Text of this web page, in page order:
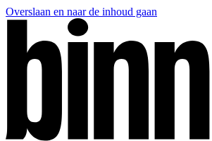
Overslaan en naar de inhoud gaan